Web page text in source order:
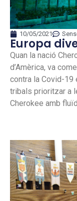
10/05/2021
Europa
Quan la nació
d’Amèrica, va
contra la Covid-
tribals prioritzar a
Cherokee amb